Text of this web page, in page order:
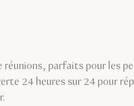
réunions, parfaits pour les
24 heures sur 24 pour